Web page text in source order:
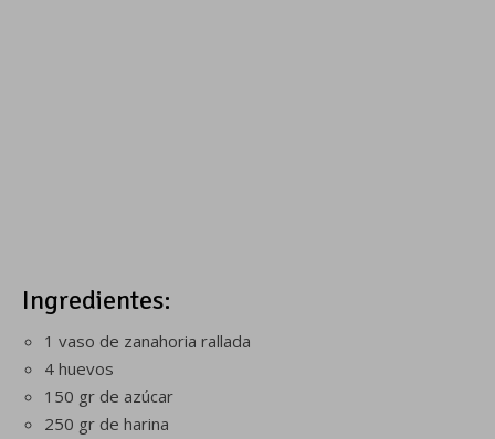
Ingredientes:
1 vaso de zanahoria rallada
4 huevos
150 gr de azúcar
250 gr de harina